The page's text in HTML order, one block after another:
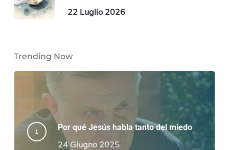
22 Luglio 2026
Trending Now
Por qué Jesús habla tanto del miedo
24 Giugno 2025